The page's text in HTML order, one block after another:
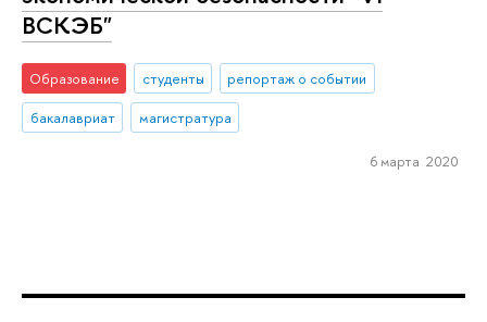
ВСКЭБ"
Образование студенты
репортаж о событии
бакалавриат
магистратура
6 марта 2020